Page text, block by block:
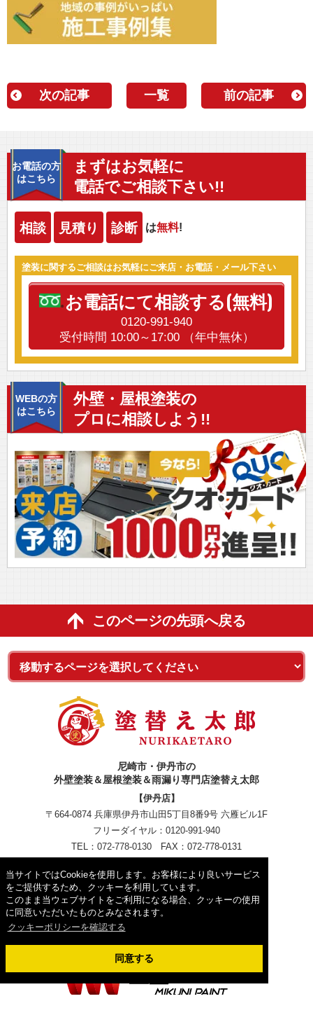
当サイトではCookieを使用します。お客様により良いサービス
をご提供するため、クッキーを利用しています。
このまま当ウェブサイトをご利用になる場合、クッキーの使用
に同意いただいたものとみなされます。
クッキーポリシーを確認する
同意する
次の記事 一覧 前の記事
お電話の方
はこちら
まずはお気軽に
電話でご相談下さい!!
相談 見積り 診断 は無料!
塗装に関するご相談はお気軽にご来店・お電話・メール下さい
お電話にて相談する(無料)
0120-991-940
受付時間 10:00～17:00 （年中無休）
WEBの方
はこちら
外壁・屋根塗装の
プロに相談しよう!!
このページの先頭へ戻る
尼崎市・伊丹市の
外壁塗装＆屋根塗装＆雨漏り専門店塗替え太郎
【伊丹店】
〒664-0874 兵庫県伊丹市山田5丁目8番9号 六雁ビル1F
フリーダイヤル： 0120-991-940
TEL： 072-778-0130 FAX：072-778-0131
〒660-0054 兵庫県尼崎市西立花町３丁目４−２
フリーダイヤル：0120-991-940